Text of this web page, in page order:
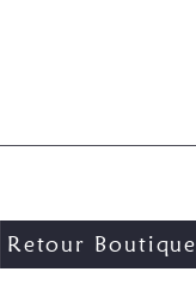
Retour Boutique